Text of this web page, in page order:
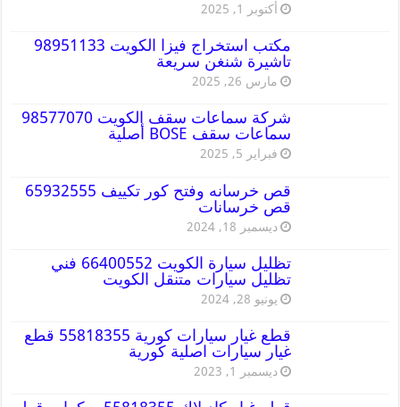
أكتوبر 1, 2025
مكتب استخراج فيزا الكويت 98951133
تاشيرة شنغن سريعة
مارس 26, 2025
شركة سماعات سقف الكويت 98577070
سماعات سقف BOSE أصلية
فبراير 5, 2025
قص خرسانه وفتح كور تكييف 65932555
قص خرسانات
ديسمبر 18, 2024
تظليل سيارة الكويت 66400552 فني
تظليل سيارات متنقل الكويت
يونيو 28, 2024
قطع غيار سيارات كورية 55818355 قطع
غيار سيارات اصلية كورية
ديسمبر 1, 2023